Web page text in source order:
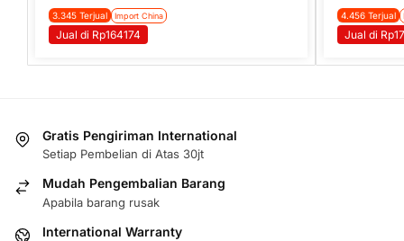
3.345 Terjual Import China
Jual di Rp164174
4.456 Terjual
Jual di
Gratis Pengiriman International
Setiap Pembelian di Atas 30jt
Mudah Pengembalian Barang
Apabila barang rusak
International Warranty